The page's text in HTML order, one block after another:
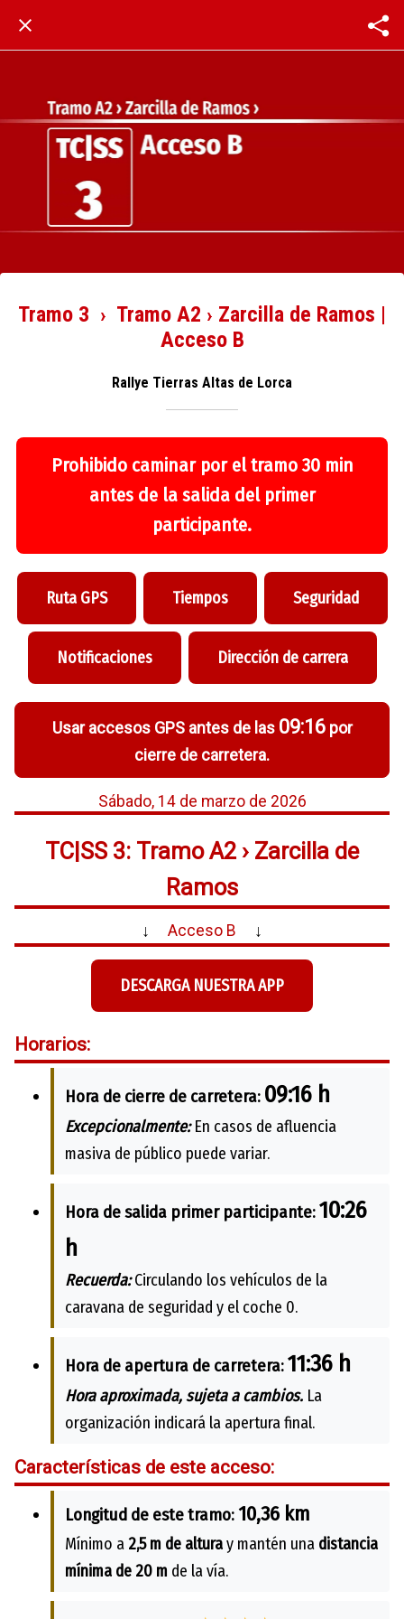
Tramo 3 › Tramo A2 › Zarcilla de Ramos |
Acceso B
Rallye Tierras Altas de Lorca
Prohibido caminar por el tramo 30 min
antes de la salida del primer
participante.
Ruta GPS Tiempos Seguridad
Notificaciones Dirección de carrera
Usar accesos GPS antes de las 09:16por
cierre de carretera.
Sábado, 14 de marzo de 2026
TC|SS 3: Tramo A2 › Zarcilla de
Ramos
↓ Acceso B ↓
DESCARGA NUESTRA APP
Horarios:
Hora de cierre de carretera: 09:16 h
Excepcionalmente:En casos de afluencia
masiva de público puede variar.
Hora de salida primer participante:10:26
h
Recuerda:Circulando los vehículos de la
caravana de seguridad y el coche 0.
Hora de apertura de carretera:11:36 h
Hora aproximada, sujeta a cambios. La
organización indicará la apertura final.
Características de este acceso:
Longitud de este tramo: 10,36 km
Mínimo a2,5 m de alturay mantén una distancia
mínima de 20 m de la vía.